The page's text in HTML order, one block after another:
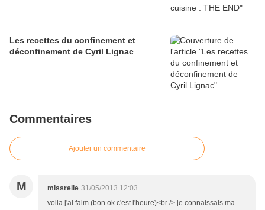
Les recettes du confinement et
déconfinement de Cyril Lignac
Commentaires
Ajouter un commentaire
M missrelie 31/05/2013 12:03
voila j'ai faim (bon ok c'est l'heure)<br /> je connaissais ma